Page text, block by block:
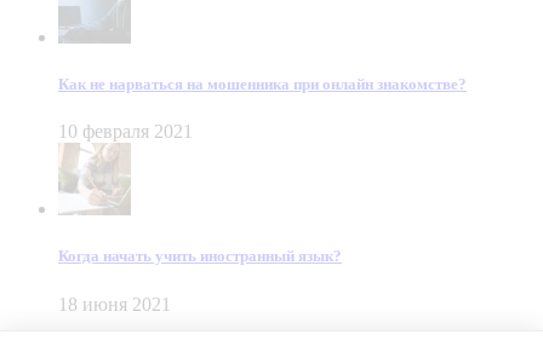
Как не нарваться на мошенника при онлайн знакомстве?
10 февраля 2021
Когда начать учить иностранный язык?
18 июня 2021